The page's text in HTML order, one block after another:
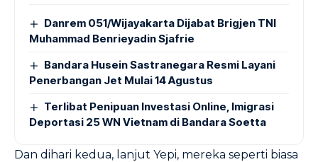
Danrem 051/Wijayakarta Dijabat Brigjen TNI
Muhammad Benrieyadin Sjafrie
Bandara Husein Sastranegara Resmi Layani
Penerbangan Jet Mulai 14 Agustus
Terlibat Penipuan Investasi Online, Imigrasi
Deportasi 25 WN Vietnam di Bandara Soetta
Dan dihari kedua, lanjut Yepi, mereka seperti biasa